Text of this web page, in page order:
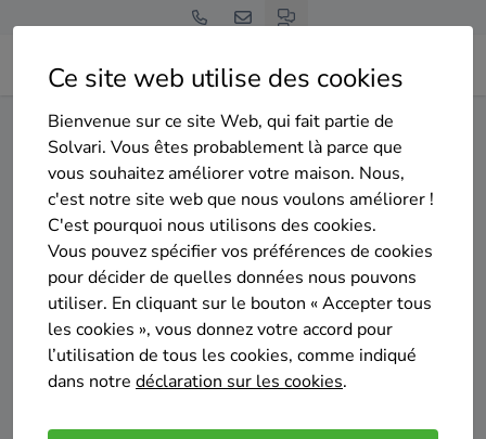
Ce site web utilise des cookies
Bienvenue sur ce site Web, qui fait partie de
Solvari. Vous êtes probablement là parce que
vous souhaitez améliorer votre maison. Nous,
c'est notre site web que nous voulons améliorer !
C'est pourquoi nous utilisons des cookies.
Vous pouvez spécifier vos préférences de cookies
pour décider de quelles données nous pouvons
utiliser. En cliquant sur le bouton « Accepter tous
les cookies », vous donnez votre accord pour
l’utilisation de tous les cookies, comme indiqué
dans notre déclaration sur les cookies.
Home Isolation des murs extérieurs
Brabant wallon
Chaumont-Gistoux
Gratuit et sans engagement
Top 20 des entreprises
d'isolation des murs exterieurs
à Chaumont-Gistoux